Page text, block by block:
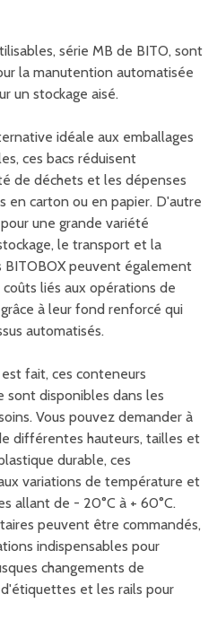
série MB de BITO, sont
la manutention automatisée
un stockage aisé.
idéale aux emballages
ces bacs réduisent
de déchets et les dépenses
en carton ou en papier. D'autre
une grande variété
le transport et la
peuvent également
liés aux opérations de
à leur fond renforcé qui
automatisés.
fait, ces conteneurs
sont disponibles dans les
Vous pouvez demander à
différentes hauteurs, tailles et
durable, ces
variations de température et
allant de - 20°C à + 60°C.
peuvent être commandés,
indispensables pour
changements de
et les rails pour